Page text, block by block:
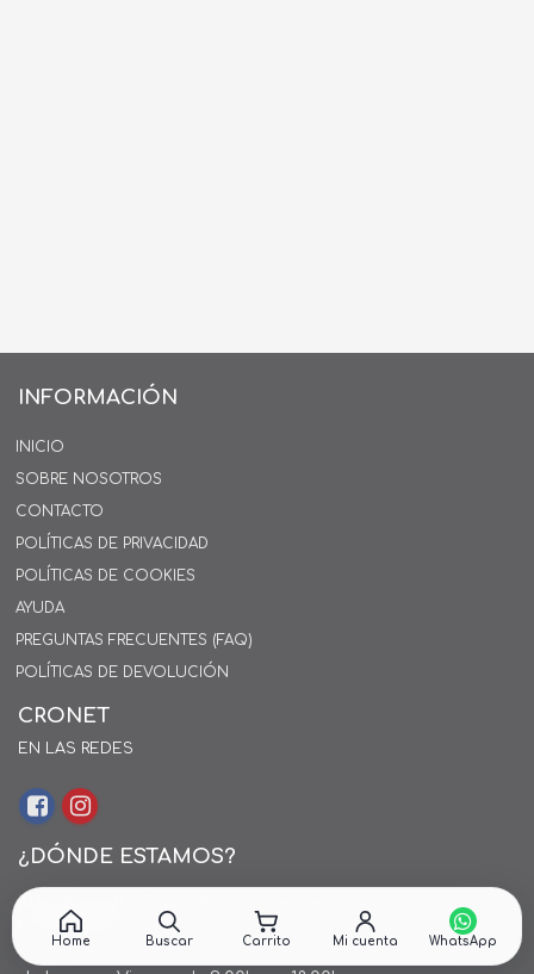
INFORMACIÓN
INICIO
SOBRE NOSOTROS
CONTACTO
POLÍTICAS DE PRIVACIDAD
POLÍTICAS DE COOKIES
AYUDA
PREGUNTAS FRECUENTES (FAQ)
POLÍTICAS DE DEVOLUCIÓN
CRONET
EN LAS REDES
¿DÓNDE ESTAMOS?
Alejo Rossell y Rius 1695, Montevideo, Uruguay
26 242424*
Home Buscar Carrito Mi cuenta